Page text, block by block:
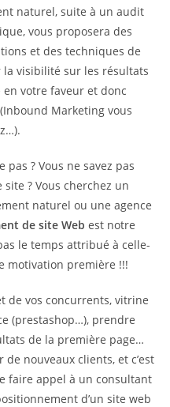
naturel, suite à un audit
vous proposera des
et des techniques de
visibilité sur les résultats
votre faveur et donc
Marketing vous
? Vous ne savez pas
? Vous cherchez un
naturel ou une agence
de site Web est notre
le temps attribué à celle-
motivation première !!!
de vos concurrents, vitrine
(prestashop…), prendre
de la première page…
nouveaux clients, et c’est
faire appel à un consultant
d’un site web